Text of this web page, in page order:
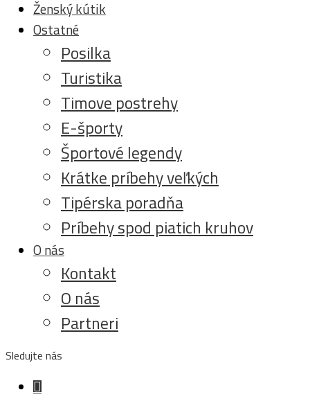
Ženský kútik
Ostatné
Posilka
Turistika
Timove postrehy
E-športy
Športové legendy
Krátke príbehy veľkých
Tipérska poradňa
Príbehy spod piatich kruhov
O nás
Kontakt
O nás
Partneri
Sledujte nás